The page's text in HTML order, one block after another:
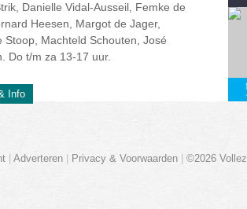
Danielle Vidal-Ausseil, Femke de
Heesen, Margot de Jager,
Stoop, Machteld Schouten, José
Do t/m za 13-17 uur.
Info
| Adverteren| Privacy & Voorwaarden| ©2026